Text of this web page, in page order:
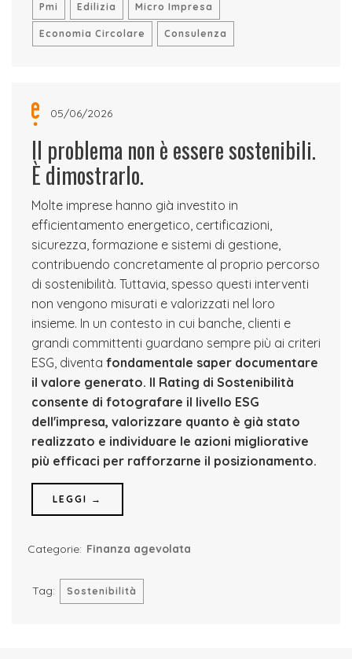
Pmi Edilizia Micro Impresa
Economia Circolare Consulenza
05/06/2026
Il problema non è essere sostenibili.
È dimostrarlo.
Molte imprese hanno già investito in
efficientamento energetico, certificazioni,
sicurezza, formazione e sistemi di gestione,
contribuendo concretamente al proprio percorso
di sostenibilità. Tuttavia, spesso questi interventi
non vengono misurati e valorizzati nel loro
insieme. In un contesto in cui banche, clienti e
grandi committenti guardano sempre più ai criteri
ESG, diventa fondamentale saper documentare
il valore generato. Il Rating di Sostenibilità
consente di fotografare il livello ESG
dell'impresa, valorizzare quanto è già stato
realizzato e individuare le azioni migliorative
più efficaci per rafforzarne il posizionamento.
LEGGI →
Categorie: Finanza agevolata
Tag: Sostenibilità